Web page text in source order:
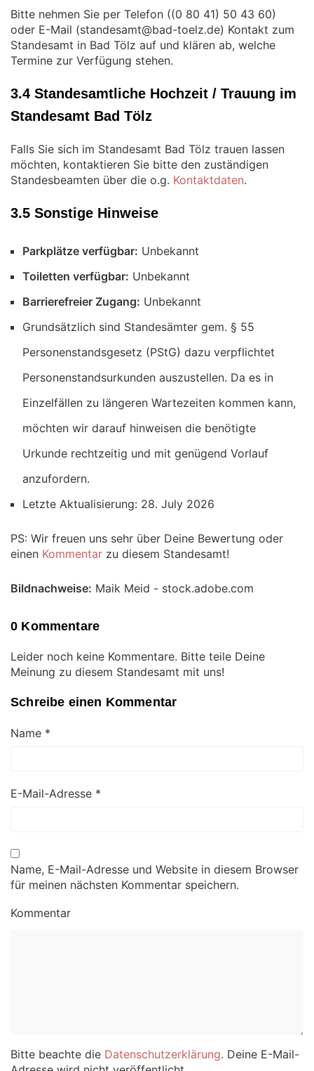
Bitte nehmen Sie per Telefon (
)
oder E-Mail (
) Kontakt zum
Standesamt in Bad Tölz auf und klären ab, welche
Termine zur Verfügung stehen.
3.4 Standesamtliche Hochzeit / Trauung im
Standesamt Bad Tölz
Falls Sie sich im Standesamt Bad Tölz trauen lassen
möchten, kontaktieren Sie bitte den zuständigen
Standesbeamten über die o.g. Kontaktdaten.
3.5 Sonstige Hinweise
Parkplätze verfügbar: Unbekannt
Toiletten verfügbar: Unbekannt
Barrierefreier Zugang: Unbekannt
Grundsätzlich sind Standesämter gem. § 55
Personenstandsgesetz (PStG) dazu verpflichtet
Personenstandsurkunden auszustellen. Da es in
Einzelfällen zu längeren Wartezeiten kommen kann,
möchten wir darauf hinweisen die benötigte
Urkunde rechtzeitig und mit genügend Vorlauf
anzufordern.
Letzte Aktualisierung: 28. July 2026
PS: Wir freuen uns sehr über Deine Bewertung oder
einen Kommentar zu diesem Standesamt!
Bildnachweise: Maik Meid - stock.adobe.com
0 Kommentare
Leider noch keine Kommentare. Bitte teile Deine
Meinung zu diesem Standesamt mit uns!
Schreibe einen Kommentar
Name *
E-Mail-Adresse *
Name, E-Mail-Adresse und Website in diesem Browser
für meinen nächsten Kommentar speichern.
Kommentar
Bitte beachte die Datenschutzerklärung. Deine E-Mail-